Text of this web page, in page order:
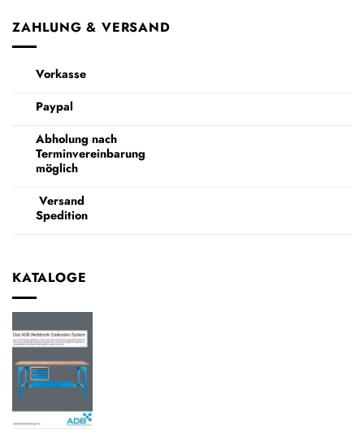
ZAHLUNG & VERSAND
Vorkasse
Paypal
Abholung nach
Terminvereinbarung
möglich
Versand
Spedition
KATALOGE